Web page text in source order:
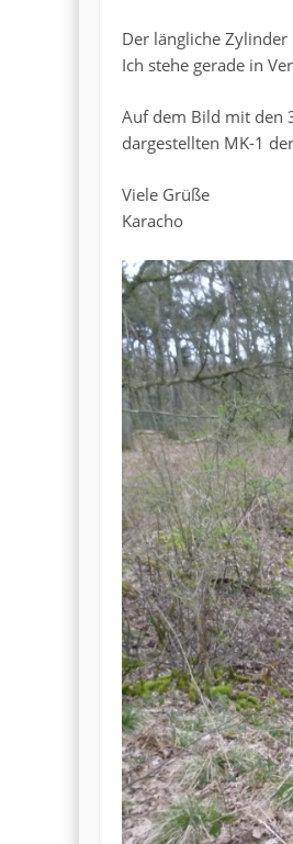
Der längliche
Ich stehe gerade in
Auf dem Bild mit den
dargestellten MK-1
Viele Grüße
Karacho